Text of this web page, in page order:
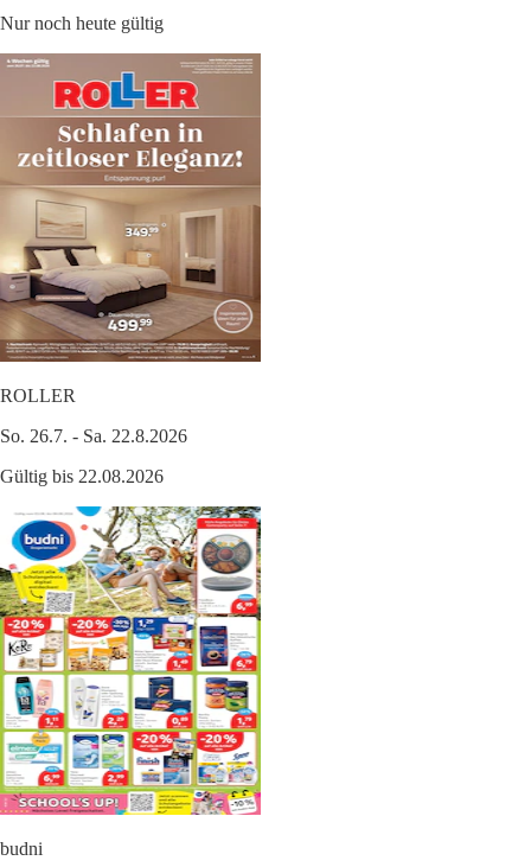
Nur noch heute gültig
ROLLER
So. 26.7. - Sa. 22.8.2026
Gültig bis 22.08.2026
budni